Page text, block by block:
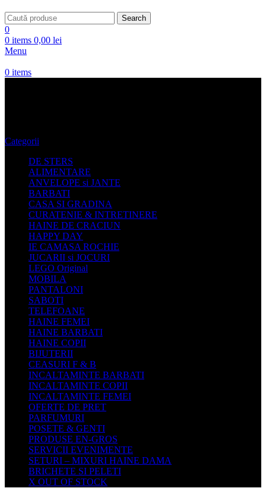
Search
0
0 items 0,00 lei
Menu
0 items
Categorii
DE STERS
ALIMENTARE
ANVELOPE si JANTE
BARBATI
CASA SI GRADINA
CURATENIE & INTRETINERE
HAINE DE CRACIUN
HAPPY DAY
IE CAMASA ROCHIE
JUCARII si JOCURI
LEGO Original
MOBILA
PANTALONI
SABOTI
TELEFOANE
HAINE FEMEI
HAINE BARBATI
HAINE COPII
BIJUTERII
CEASURI F & B
INCALTAMINTE BARBATI
INCALTAMINTE COPII
INCALTAMINTE FEMEI
OFERTE DE PRET
PARFUMURI
POSETE & GENTI
PRODUSE EN-GROS
SERVICII EVENIMENTE
SETURI – MIXURI HAINE DAMA
BRICHETE SI PELETI
X OUT OF STOCK